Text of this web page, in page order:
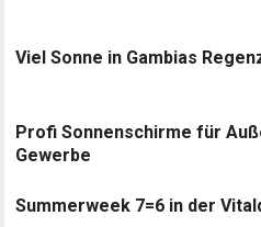
Viel Sonne in Gambias
Profi Sonnenschirme für
Gewerbe
Summerweek 7=6 in der